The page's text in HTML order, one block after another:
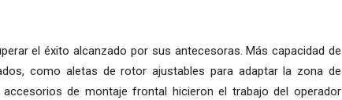
el éxito alcanzado por sus antecesoras. Más capacidad de
como aletas de rotor ajustables para adaptar la zona de
de montaje frontal hicieron el trabajo del operador